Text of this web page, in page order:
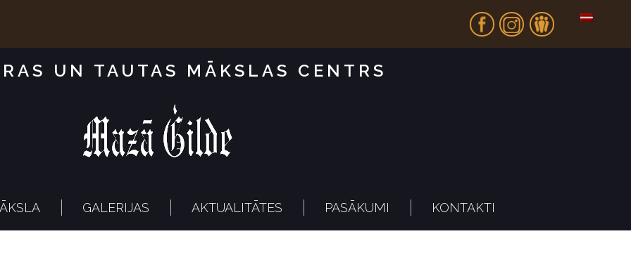
Fb In Dr
UN TAUTAS MĀKSLAS CENTRS
GALERIJAS AKTUALITĀTES PASĀKUMI KONTAKTI